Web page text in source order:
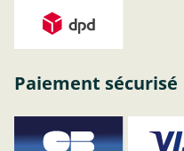
Paiement sécurisé